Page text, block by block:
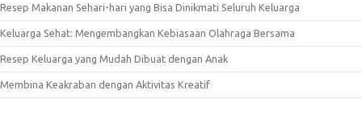
Resep Makanan Sehari-hari yang Bisa Dinikmati Seluruh Keluarga
Keluarga Sehat: Mengembangkan Kebiasaan Olahraga Bersama
Resep Keluarga yang Mudah Dibuat dengan Anak
Membina Keakraban dengan Aktivitas Kreatif